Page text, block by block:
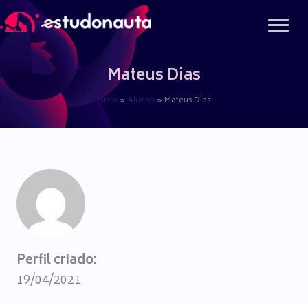
para
conteúdo
Mateus Dias
Início Alunos Mateus Dias
Perfil criado:
19/04/2021